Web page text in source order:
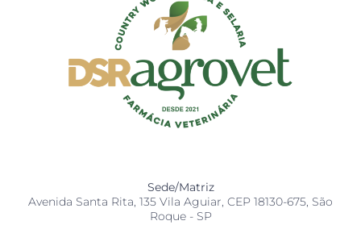
Sede/Matriz
Avenida Santa Rita, 135 Vila Aguiar, CEP 18130-675, São
Roque - SP